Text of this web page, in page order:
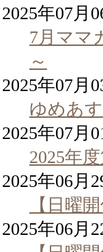
2025年07月
7月ママ
～
2025年07月
ゆめあ
2025年07月
2025年
2025年06月
【日曜
2025年06月